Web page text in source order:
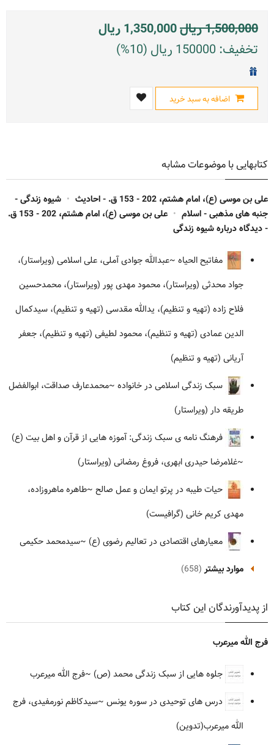
1,500,000ریال1,350,000ریال
تخفیف: 150000 ریال (10%)
اضافه به سبد خرید
کتابهایی با موضوعات مشابه
علی بن موسی (ع)، امام هشتم، 202 - 153 ق. - احادیث • شیوه زندگی -
جنبه های مذهبی - اسلام •
علی بن موسی (ع)، امام هشتم، 202 - 153 ق.
- دیدگاه درباره شیوه زندگی
مفاتیح الحیاه ~عبدالله جوادی آملی، علی اسلامی (ویراستار)،
جواد محدثی (ویراستار)، محمود مهدی پور (ویراستار)، محمدحسین
فلاح زاده (تهیه و تنظیم)، یدالله مقدسی (تهیه و تنظیم)، سیدکمال
الدین عمادی (تهیه و تنظیم)، محمود لطیفی (تهیه و تنظیم)، جعفر
آریانی (تهیه و تنظیم)
سبک زندگی اسلامی در خانواده ~محمدعارف صداقت، ابوالفضل
طریقه دار (ویراستار)
فرهنگ نامه ی سبک زندگی: آموزه هایی از قرآن و اهل بیت (ع)
~غلامرضا حیدری ابهری، فروغ رمضانی (ویراستار)
حیات طیبه در پرتو ایمان و عمل صالح ~طاهره ماهروزاده،
مهدی کریم خانی (گرافیست)
معیارهای اقتصادی در تعالیم رضوی (ع) ~سیدمحمد حکیمی
موارد بیشتر (658)
از پدیدآورندگان این کتاب
فرج الله میرعرب
جلوه هایی از سبک زندگی محمد (ص) ~فرج الله میرعرب
درس های توحیدی در سوره یونس ~سیدکاظم نورمفیدی، فرج
الله میرعرب(تدوین)